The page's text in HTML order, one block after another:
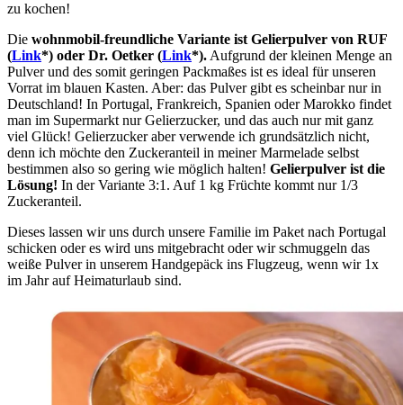
zu kochen!
Die wohnmobil-freundliche Variante ist Gelierpulver von RUF
(Link*) oder Dr. Oetker (Link*). Aufgrund der kleinen Menge an
Pulver und des somit geringen Packmaßes ist es ideal für unseren
Vorrat im blauen Kasten. Aber: das Pulver gibt es scheinbar nur in
Deutschland! In Portugal, Frankreich, Spanien oder Marokko findet
man im Supermarkt nur Gelierzucker, und das auch nur mit ganz
viel Glück! Gelierzucker aber verwende ich grundsätzlich nicht,
denn ich möchte den Zuckeranteil in meiner Marmelade selbst
bestimmen also so gering wie möglich halten! Gelierpulver ist die
Lösung! In der Variante 3:1. Auf 1 kg Früchte kommt nur 1/3
Zuckeranteil.
Dieses lassen wir uns durch unsere Familie im Paket nach Portugal
schicken oder es wird uns mitgebracht oder wir schmuggeln das
weiße Pulver in unserem Handgepäck ins Flugzeug, wenn wir 1x
im Jahr auf Heimaturlaub sind.